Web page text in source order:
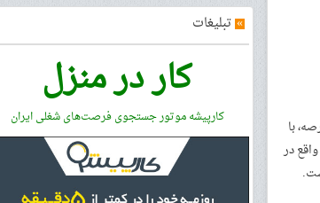
است. مالک عرصه، با
در
»تبلیغات
کار در منزل
کارپیشه موتور جستجوی فرصت‌های شغلی ایران